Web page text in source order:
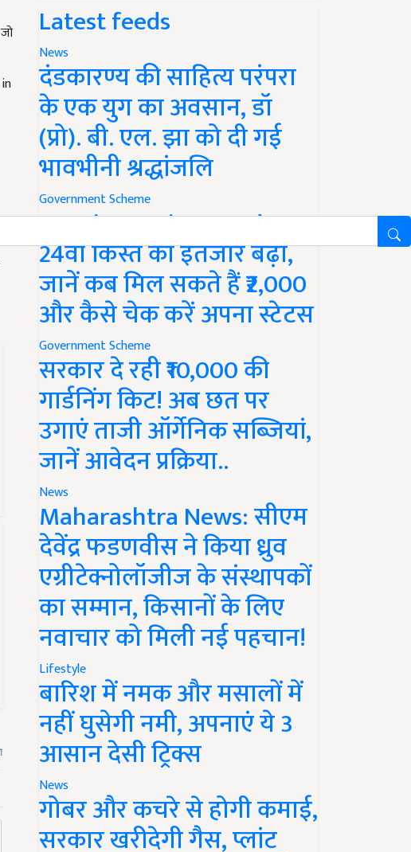
Latest feeds
News
दंडकारण्य की साहित्य परंपरा
के एक युग का अवसान, डॉ
(प्रो). बी. एल. झा को दी गई
भावभीनी श्रद्धांजलि
Government Scheme
PM Kisan Yojana Update:
24वीं किस्त का इंतजार बढ़ा,
जानें कब मिल सकते हैं ₹2,000
और कैसे चेक करें अपना स्टेटस
Government Scheme
सरकार दे रही ₹10,000 की
गार्डनिंग किट! अब छत पर
उगाएं ताजी ऑर्गेनिक सब्जियां,
जानें आवेदन प्रक्रिया..
News
Maharashtra News: सीएम
देवेंद्र फडणवीस ने किया ध्रुव
एग्रीटेक्नोलॉजीज के संस्थापकों
का सम्मान, किसानों के लिए
नवाचार को मिली नई पहचान!
Lifestyle
बारिश में नमक और मसालों में
नहीं घुसेगी नमी, अपनाएं ये 3
आसान देसी ट्रिक्स
News
गोबर और कचरे से होगी कमाई,
सरकार खरीदेगी गैस, प्लांट